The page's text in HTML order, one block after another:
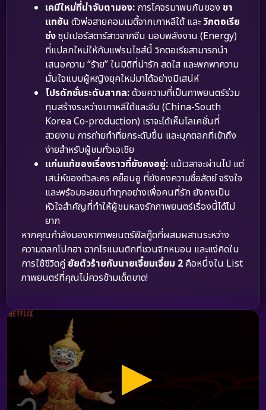
เคมีใหม่ที่น่าจับตามอง: การโคจรมาพบกันของ ชา
แทฮัน ตัวพ่อสายคอมเมดี้จากเกาหลีใต้ และวิกตอเรีย
ซ่งซุปเปอร์สตาร์สาวจากจีน มอบพลังงาน (Energy)
ที่แปลกใหม่ให้กับแฟรนไชส์นี้ วิกตอเรียสามารถนำ
เสนอความ “ร้าย” ในมิติที่น่ารัก สดใส และพกพาความ
มั่นใจแบบผู้หญิงยุคใหม่มาได้อย่างมีเสน่ห์
โปรดักชั่นระดับสากล:ด้วยความที่เป็นภาพยนตร์ร่วม
ทุนสร้างระหว่างเกาหลีใต้และจีน (China-South
Korea Co-production) เราจะได้เห็นโลเคชั่นที่
สวยงาม การถ่ายทำที่ยกระดับขึ้น และมุกตลกที่เข้าถึง
ง่ายสำหรับผู้ชมทั่วเอเชีย
แก่นแท้ของเรื่องราวที่ยังคงอยู่: แม้เวลาจะผ่านไป แต่
เสน่ห์ของตัวละคร คย็อนอู ที่ยังคงความซื่อสัตย์ จริงใจ
และพร้อมจะยอมทำทุกอย่างเพื่อคนที่รัก ยังคงเป็น
หัวใจสำคัญที่ทำให้ผู้ชมหลงรักภาพยนตร์เรื่องนี้ได้ไม่
ยาก
หากคุณกำลังมองหาภาพยนตร์ฟีลกู๊ดที่ผสมผสานระหว่าง
ความตลกโปกฮา ฉากโรแมนติกที่ชวนจิกหมอน และแง่คิดใน
การใช้ชีวิตคู่ ยัยตัวร้ายกับนายเจี๋ยมเจี้ยม 2 คือหนึ่งใน List
ภาพยนตร์ที่คุณไม่ควรข้ามเด็ดขาด!